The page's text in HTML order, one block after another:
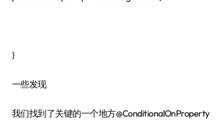
}
一些发现
我们找到了关键的一个地方@ConditionalOnProperty